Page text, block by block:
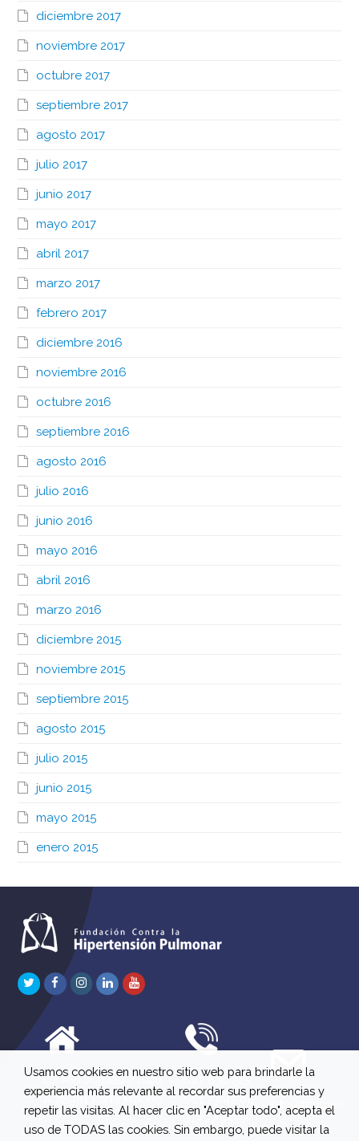
diciembre 2017
noviembre 2017
octubre 2017
septiembre 2017
agosto 2017
julio 2017
junio 2017
mayo 2017
abril 2017
marzo 2017
febrero 2017
diciembre 2016
noviembre 2016
octubre 2016
septiembre 2016
agosto 2016
julio 2016
junio 2016
mayo 2016
abril 2016
marzo 2016
diciembre 2015
noviembre 2015
septiembre 2015
agosto 2015
julio 2015
junio 2015
mayo 2015
enero 2015
TwitterFacebook
Instagram
LinkedInYoutube
C/ Río Jordán 7 bajo
A 28981 Parla Madrid
647 630 515
661 73 42 04
613 22 15 27
info@fchp.es
Usamos cookies en nuestro sitio web para brindarle la
experiencia más relevante al recordar sus preferencias y
repetir las visitas. Al hacer clic en "Aceptar todo", acepta el
uso de TODAS las cookies. Sin embargo, puede visitar la